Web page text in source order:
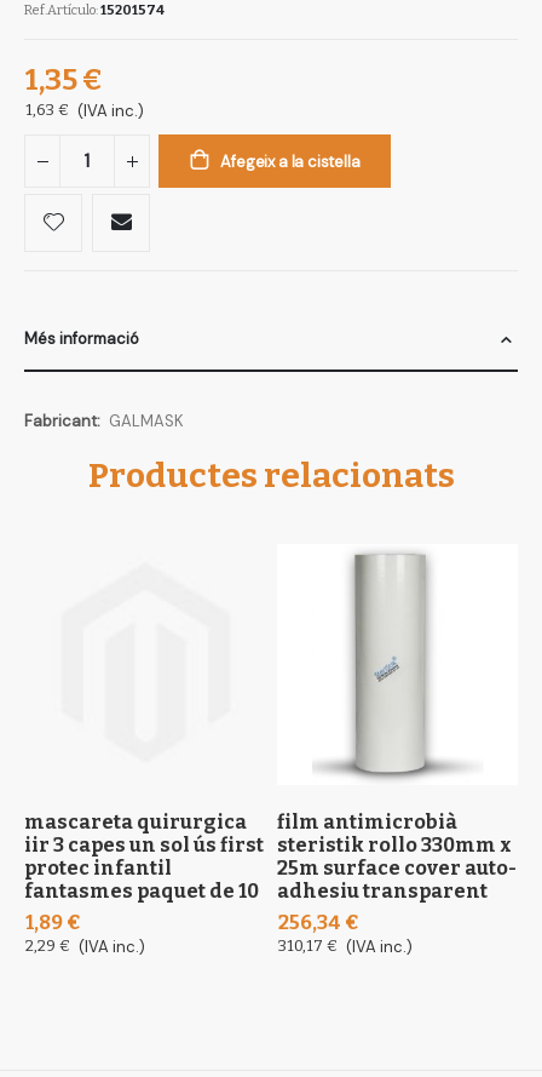
Ref.Artículo 15201574
1,35 €
1,63 € (IVA inc.)
Afegeix a la cistella
Més informació
Més
GALMASK
Productes relacionats
mascareta quirurgica
iir 3 capes un sol ús first
protec infantil
fantasmes paquet de 10
1,89 €
2,29 € (IVA inc.)
film antimicrobià
steristik rollo 330mm x
25m surface cover auto-
adhesiu transparent
256,34 €
310,17 € (IVA inc.)